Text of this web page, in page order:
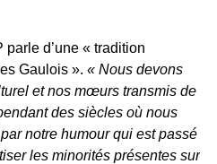
parle d’une « tradition
Gaulois ». « Nous devons
et nos mœurs transmis de
des siècles où nous
notre humour qui est passé
les minorités présentes sur